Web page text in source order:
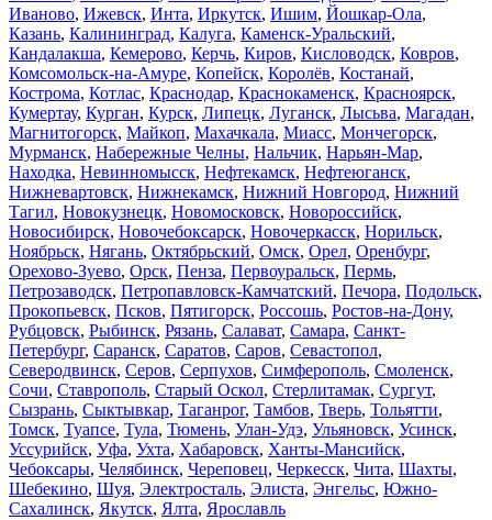
Иваново, Ижевск, Инта, Иркутск, Ишим, Йошкар-Ола,
Казань, Калининград, Калуга, Каменск-Уральский,
Кандалакша, Кемерово, Керчь, Киров, Кисловодск, Ковров,
Комсомольск-на-Амуре, Копейск, Королёв, Костанай,
Кострома, Котлас, Краснодар, Краснокаменск, Красноярск,
Кумертау, Курган, Курск, Липецк, Луганск, Лысьва, Магадан,
Магнитогорск, Майкоп, Махачкала, Миасс, Мончегорск,
Мурманск, Набережные Челны, Нальчик, Нарьян-Мар,
Находка, Невинномысск, Нефтекамск, Нефтеюганск,
Нижневартовск, Нижнекамск, Нижний Новгород, Нижний
Тагил, Новокузнецк, Новомосковск, Новороссийск,
Новосибирск, Новочебоксарск, Новочеркасск, Норильск,
Ноябрьск, Нягань, Октябрьский, Омск, Орел, Оренбург,
Орехово-Зуево, Орск, Пенза, Первоуральск, Пермь,
Петрозаводск, Петропавловск-Камчатский, Печора, Подольск,
Прокопьевск, Псков, Пятигорск, Россошь, Ростов-на-Дону,
Рубцовск, Рыбинск, Рязань, Салават, Самара, Санкт-
Петербург, Саранск, Саратов, Саров, Севастопол,
Северодвинск, Серов, Серпухов, Симферополь, Смоленск,
Сочи, Ставрополь, Старый Оскол, Стерлитамак, Сургут,
Сызрань, Сыктывкар, Таганрог, Тамбов, Тверь, Тольятти,
Томск, Туапсе, Тула, Тюмень, Улан-Удэ, Ульяновск, Усинск,
Уссурийск, Уфа, Ухта, Хабаровск, Ханты-Мансийск,
Чебоксары, Челябинск, Череповец, Черкесск, Чита, Шахты,
Шебекино, Шуя, Электросталь, Элиста, Энгельс, Южно-
Сахалинск, Якутск, Ялта, Ярославль